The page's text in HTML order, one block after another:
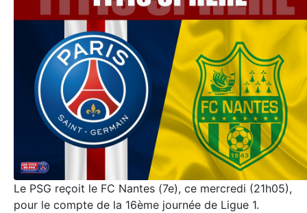
Le PSG reçoit le FC Nantes (7e), ce mercredi (21h05),
pour le compte de la 16ème journée de Ligue 1.